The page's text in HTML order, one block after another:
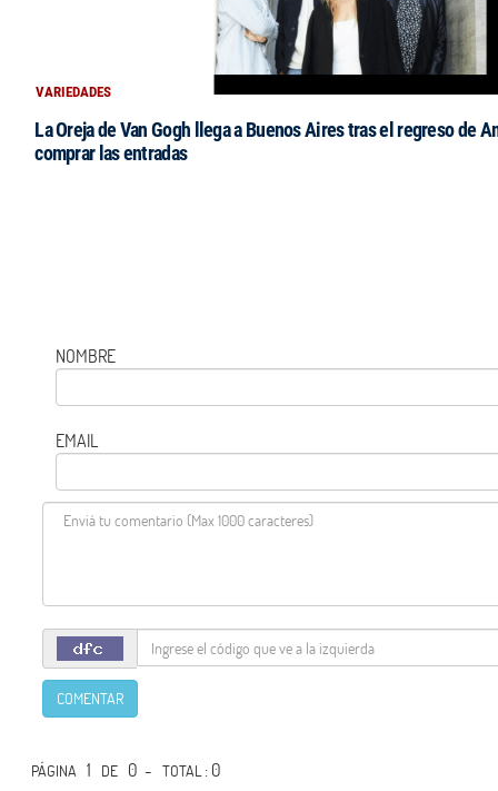
VARIEDADES
La Oreja de Van Gogh llega a Buenos Aires tras el regreso de
comprar las entradas
NOMBRE
EMAIL
COMENTAR
PÁGINA 1 DE 0 -TOTAL: 0